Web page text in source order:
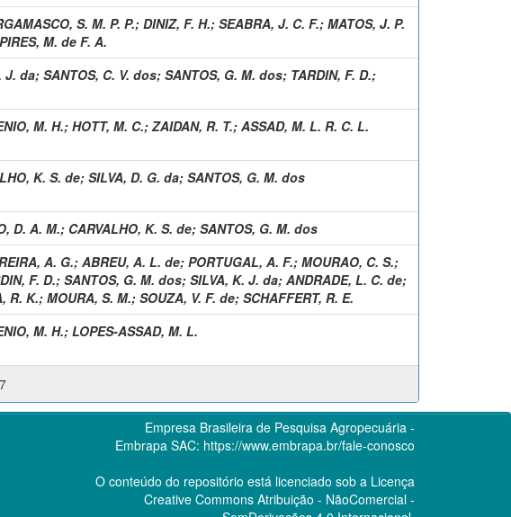
S. M. P. P.; DINIZ, F. H.; SEABRA, J. C. F.; MATOS, J. P.
PIRES, M. de F. A.
J. da; SANTOS, C. V. dos; SANTOS, G. M. dos; TARDIN, F. D.;
M. H.; HOTT, M. C.; ZAIDAN, R. T.; ASSAD, M. L. R. C. L.
K. S. de; SILVA, D. G. da; SANTOS, G. M. dos
D. A. M.; CARVALHO, K. S. de; SANTOS, G. M. dos
A. G.; ABREU, A. L. de; PORTUGAL, A. F.; MOURAO, C. S.;
F. D.; SANTOS, G. M. dos; SILVA, K. J. da; ANDRADE, L. C. de;
R. K.; MOURA, S. M.; SOUZA, V. F. de; SCHAFFERT, R. E.
M. H.; LOPES-ASSAD, M. L.
Empresa Brasileira de Pesquisa Agropecuária -
Embrapa SAC: https://www.embrapa.br/fale-conosco
O conteúdo do repositório está licenciado sob a Licença
Creative CommonsAtribuição - NãoComercial -